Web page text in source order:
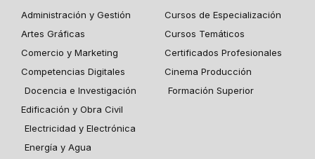
Administración y Gestión
Artes Gráficas
Comercio y Marketing
Competencias Digitales
Docencia e Investigación
Edificación y Obra Civil
Electricidad y Electrónica
Energía y Agua
Cursos de Especialización
Cursos Temáticos
Certificados Profesionales
Cinema Producción
Formación Superior